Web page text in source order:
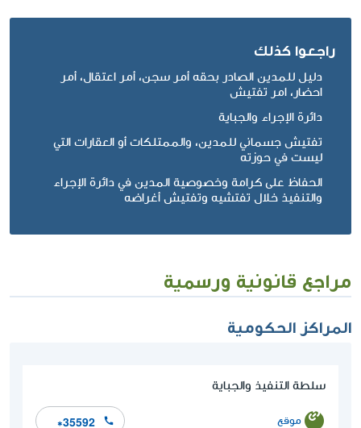
راجعوا كذلك
دليل للمدين الصادر بحقه أمر سجن، أمر اعتقال، أمر
احضار، امر تفتيش
دائرة الإجراء والجباية
تفتيش جسماني للمدين، والممتلكات أو العقارات التي
ليست في حوزته
الحفاظ على كرامة وخصوصية المدين في دائرة الإجراء
والتنفيذ خلال تفتشيه وتفتيش أغراضه
مراجع قانونية ورسمية
المراكز الحكومية
سلطة التنفيذ والجباية
موقع *35592